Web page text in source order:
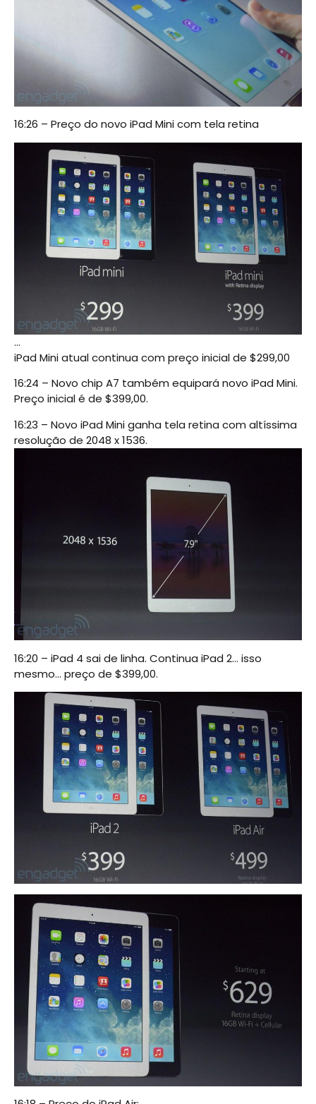
16:26 – Preço do novo iPad Mini com tela retina
…
iPad Mini atual continua com preço inicial de $299,00
16:24 – Novo chip A7 também equipará novo iPad Mini.
Preço inicial é de $399,00.
16:23 – Novo iPad Mini ganha tela retina com altíssima
resolução de 2048 x 1536.
16:20 – iPad 4 sai de linha. Continua iPad 2… isso
mesmo… preço de $399,00.